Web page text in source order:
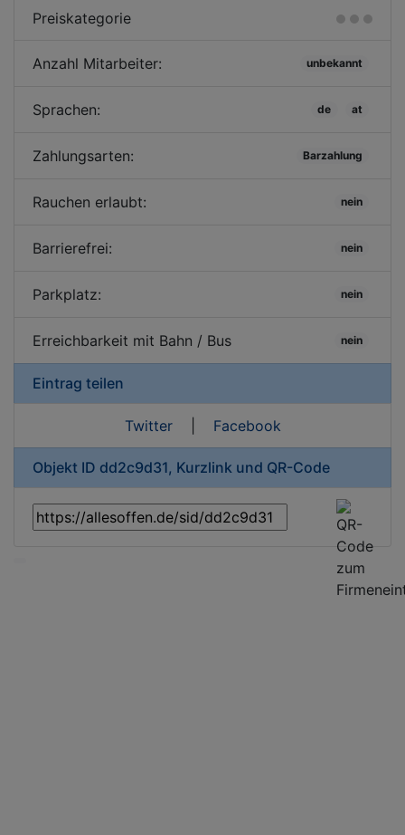
Preiskategorie
Anzahl Mitarbeiter: unbekannt
Sprachen: de at
Zahlungsarten: Barzahlung
Rauchen erlaubt: nein
Barrierefrei: nein
Parkplatz: nein
Erreichbarkeit mit Bahn / Bus nein
Eintrag teilen
Twitter| Facebook
Objekt ID dd2c9d31, Kurzlink und QR-Code